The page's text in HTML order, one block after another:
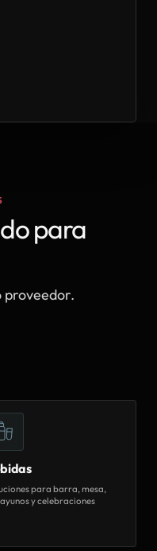
para
proveedor.
para barra, mesa,
y celebraciones